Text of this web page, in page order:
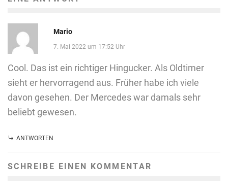
Mario
7. Mai 2022 um 17:52 Uhr
Cool. Das ist ein richtiger Hingucker. Als Oldtimer
sieht er hervorragend aus. Früher habe ich viele
davon gesehen. Der Mercedes war damals sehr
beliebt gewesen.
ANTWORTEN
SCHREIBE EINEN KOMMENTAR